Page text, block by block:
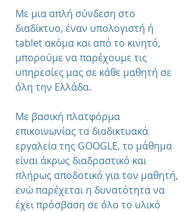
Με μια απλή σύνδεση στο
διαδίκτυο, έναν υπολογιστή ή
tablet ακόμα και από το κινητό,
μπορούμε να παρέχουμε τις
υπηρεσίες μας σε κάθε μαθητή σε
όλη την Ελλάδα.
Με βασική πλατφόρμα
επικοινωνίας τα διαδικτυακά
εργαλεία της GOOGLE, το μάθημα
είναι άκρως διαδραστικό και
πλήρως αποδοτικό για τον μαθητή,
ενώ παρέχεται η δυνατότητα να
έχει πρόσβαση σε όλο το υλικό